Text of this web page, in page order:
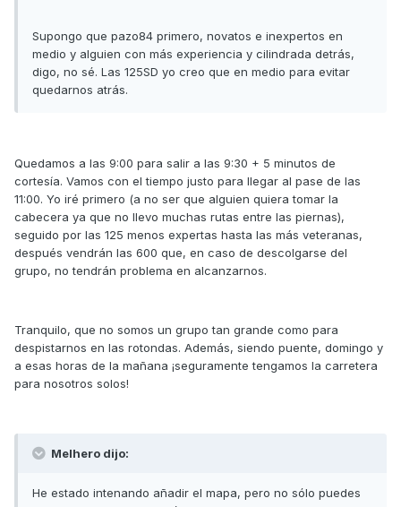
Supongo que pazo84 primero, novatos e inexpertos en
medio y alguien con más experiencia y cilindrada detrás,
digo, no sé. Las 125SD yo creo que en medio para evitar
quedarnos atrás.
Quedamos a las 9:00 para salir a las 9:30 + 5 minutos de
cortesía. Vamos con el tiempo justo para llegar al pase de las
11:00. Yo iré primero (a no ser que alguien quiera tomar la
cabecera ya que no llevo muchas rutas entre las piernas),
seguido por las 125 menos expertas hasta las más veteranas,
después vendrán las 600 que, en caso de descolgarse del
grupo, no tendrán problema en alcanzarnos.
Tranquilo, que no somos un grupo tan grande como para
despistarnos en las rotondas. Además, siendo puente, domingo y
a esas horas de la mañana ¡seguramente tengamos la carretera
para nosotros solos!
Melhero dijo:
He estado intenando añadir el mapa, pero no sólo puedes